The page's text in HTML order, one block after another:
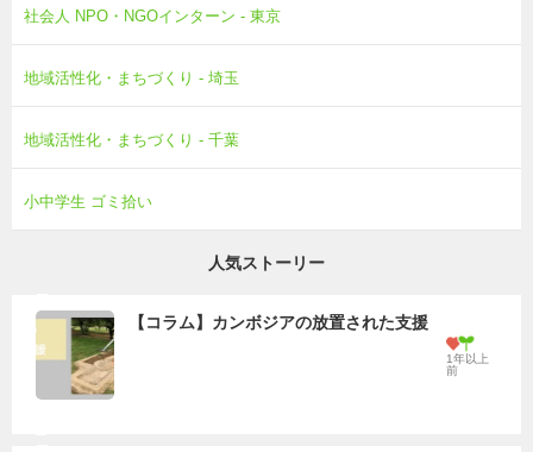
社会人 NPO・NGOインターン - 東京
地域活性化・まちづくり - 埼玉
地域活性化・まちづくり - 千葉
小中学生 ゴミ拾い
人気ストーリー
【コラム】カンボジアの放置された支援
1年以上
前